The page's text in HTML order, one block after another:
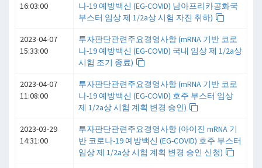
16:03:00
나-19 예방백신 (EG-COVID) 남아프리카공화국
부스터 임상 제 1/2a상 시험 자진 취하)
2023-04-07
15:33:00
투자판단관련주요경영사항 (mRNA 기반 코로
나-19 예방백신 (EG-COVID) 국내 임상 제 1/2a상
시험 조기 종료)
2023-04-07
11:08:00
투자판단관련주요경영사항 (mRNA 기반 코로
나-19 예방백신 (EG-COVID) 호주 부스터 임상
제 1/2a상 시험 계획 변경 승인)
2023-03-29
14:31:00
투자판단관련주요경영사항 (아이진 mRNA 기
반 코로나-19 예방백신 (EG-COVID) 호주 부스터
임상 제 1/2a상 시험 계획 변경 승인 신청)